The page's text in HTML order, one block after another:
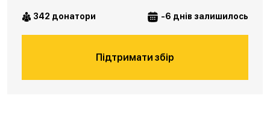
342 донатори -6 днів залишилось
Підтримати збір